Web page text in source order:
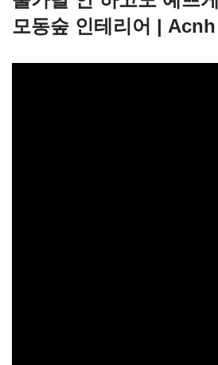
모동숲 인테리어 | Acnh